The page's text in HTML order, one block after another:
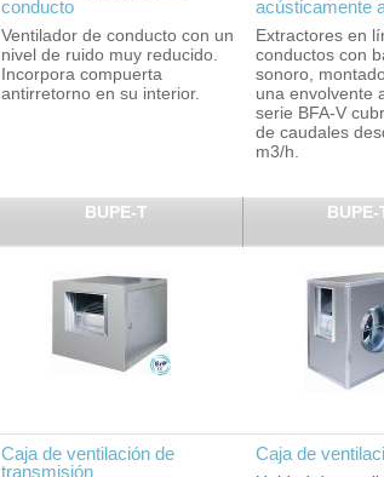
conducto
Ventilador de conducto con un
nivel de ruido muy reducido.
Incorpora compuerta
antirretorno en su interior.
acústicamente
Extractores en
conductos con
sonoro,
una envolvente
serie BFA-V
de caudales
m3/h.
BUPE-T
Caja de ventilación de
transmisión
BUPE-
Caja de